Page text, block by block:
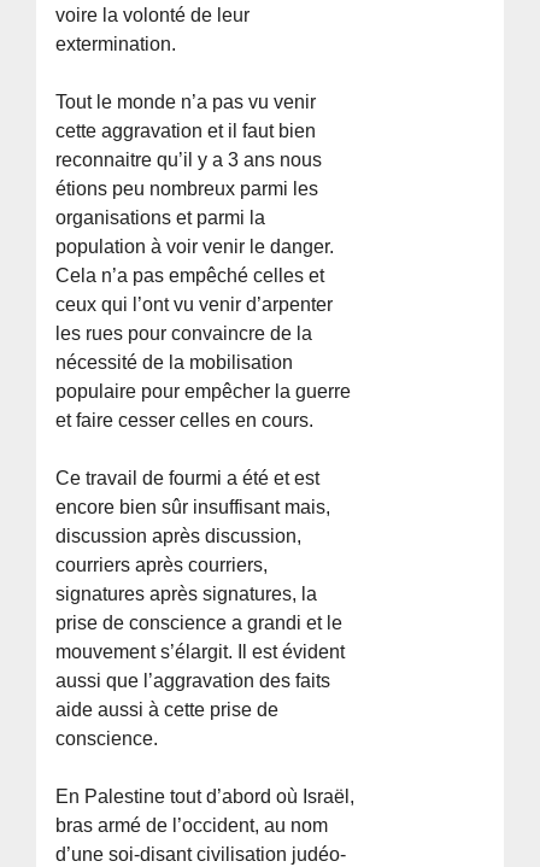
voire la volonté de leur
extermination.
Tout le monde n’a pas vu venir
cette aggravation et il faut bien
reconnaitre qu’il y a 3 ans nous
étions peu nombreux parmi les
organisations et parmi la
population à voir venir le danger.
Cela n’a pas empêché celles et
ceux qui l’ont vu venir d’arpenter
les rues pour convaincre de la
nécessité de la mobilisation
populaire pour empêcher la guerre
et faire cesser celles en cours.
Ce travail de fourmi a été et est
encore bien sûr insuffisant mais,
discussion après discussion,
courriers après courriers,
signatures après signatures, la
prise de conscience a grandi et le
mouvement s’élargit. Il est évident
aussi que l’aggravation des faits
aide aussi à cette prise de
conscience.
En Palestine tout d’abord où Israël,
bras armé de l’occident, au nom
d’une soi-disant civilisation judéo-